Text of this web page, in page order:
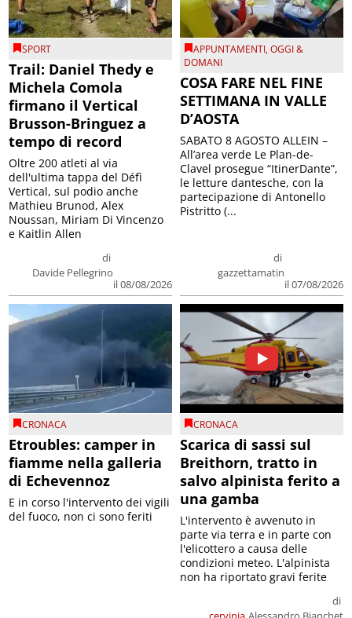
SPORT
Trail: Daniel Thedy e
Michela Comola
firmano il Vertical
Brusson-Bringuez a
tempo di record
di
Davide Pellegrino
il 08/08/2026
Oltre 200 atleti al via
dell'ultima tappa del Défì
Vertical, sul podio anche
Mathieu Brunod, Alex
Noussan, Miriam Di Vincenzo
e Kaitlin Allen
APPUNTAMENTI,OGGI &
DOMANI
COSA FARE NEL FINE
SETTIMANA IN VALLE
D’AOSTA
di
gazzettamatin
il 07/08/2026
SABATO 8 AGOSTO ALLEIN –
All’area verde Le Plan-de-
Clavel prosegue “ItinerDante”,
le letture dantesche, con la
partecipazione di Antonello
Pistritto (...
CRONACA
Etroubles: camper in
fiamme nella galleria
di Echevennoz
E in corso l'intervento dei vigili
del fuoco, non ci sono feriti
CRONACA
Scarica di sassi sul
Breithorn, tratto in
salvo alpinista ferito a
una gamba
di
L'intervento è avvenuto in
parte via terra e in parte con
l'elicottero a causa delle
condizioni meteo. L'alpinista
non ha riportato gravi ferite